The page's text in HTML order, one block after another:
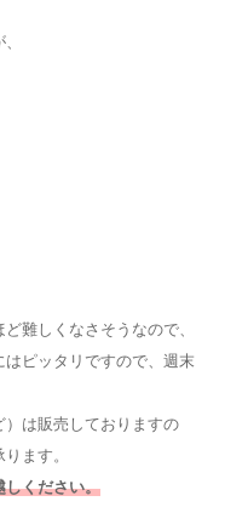
難しくなさそうなので、
ピッタリですので、週末
は販売しておりますの
ます。
しください。